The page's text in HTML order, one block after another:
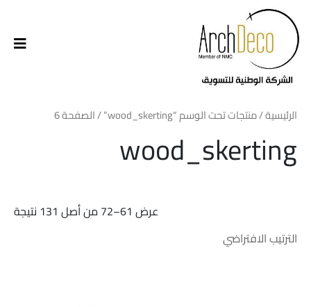
الرئيسية/منتجات تحت الوسم “wood_skerting” / الصفحة 6
wood_skerting
عرض 61–72 من أصل 131 نتيجة